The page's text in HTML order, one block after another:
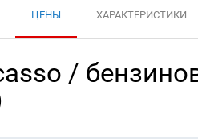
ЦЕНЫ ХАРАКТЕРИСТИКИ
/